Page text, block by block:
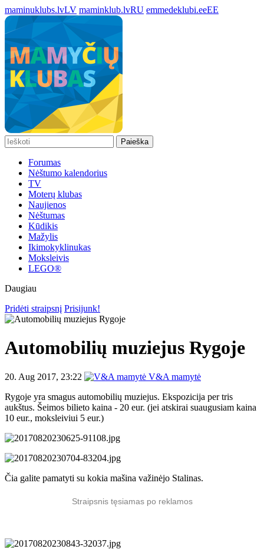
maminuklubs.lvLV maminklub.lvRU emmedeklubi.eeEE
Paieška
Forumas
Nėštumo kalendorius
TV
Moterų klubas
Naujienos
Nėštumas
Kūdikis
Mažylis
Ikimokyklinukas
Moksleivis
LEGO®
Daugiau
Pridėti straipsnį Prisijunk!
Automobilių muziejus Rygoje
20. Aug 2017, 23:22
V&A mamytė
Rygoje yra smagus automobilių muziejus. Ekspozicija per tris
aukštus. Šeimos bilieto kaina - 20 eur. (jei atskirai suaugusiam kaina
10 eur., moksleiviui 5 eur.)
Čia galite pamatyti su kokia mašina važinėjo Stalinas.
Straipsnis tęsiamas po reklamos